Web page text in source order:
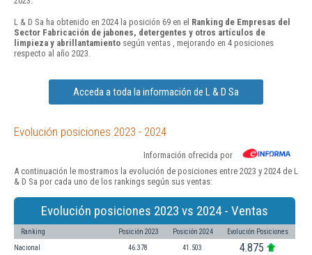
L & D Sa ha obtenido en 2024 la posición 69 en el Ranking de Empresas del
Sector Fabricación de jabones, detergentes y otros artículos de
limpieza y abrillantamiento según ventas , mejorando en 4 posiciones
respecto al año 2023.
Acceda a toda la información de L & D Sa
Evolución posiciones 2023 - 2024
Información ofrecida por
A continuación le mostramos la evolución de posiciones entre 2023 y 2024 de L
& D Sa por cada uno de los rankings según sus ventas:
Evolución posiciones 2023 vs 2024 - Ventas
Ranking Posición 2023 Posición 2024 Evolución Posiciones
Nacional 46.378 41.503 4.875